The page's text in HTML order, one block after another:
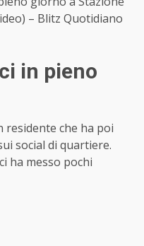
– Blitz Quotidiano
in pieno
residente che ha poi
social di quartiere.
ha messo pochi